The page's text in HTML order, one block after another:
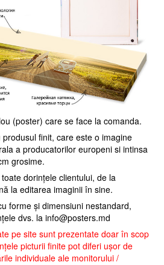
(poster) care se face la comanda.
finit, care este o imagine
a producatorilor europeni si intinsa
grosime.
dorințele clientului, de la
la editarea imaginii în sine.
forme și dimensiuni nestandard,
dvs. la info@posters.md
pe site sunt prezentate doar în scop
picturii finite pot diferi ușor de
individuale ale monitorului /